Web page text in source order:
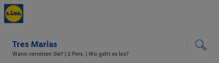
Tres Marias
Wann verreisen Sie? | 2 Pers. | Wo geht es los?